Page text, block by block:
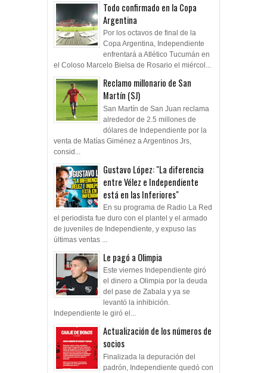
Todo confirmado en la Copa
Argentina
Por los octavos de final de la
Copa Argentina, Independiente
enfrentará a Atlético Tucumán en
el Coloso Marcelo Bielsa de Rosario el miércol...
Reclamo millonario de San
Martín (SJ)
San Martín de San Juan reclama
alrededor de 2.5 millones de
dólares de Independiente por la
venta de Matías Giménez a Argentinos Jrs,
consid...
Gustavo López: "La diferencia
entre Vélez e Independiente
está en las Inferiores"
En su programa de Radio La Red
el periodista fue duro con el plantel y el armado
de juveniles de Independiente, y expuso las
últimas ventas ...
Le pagó a Olimpia
Este viernes Independiente giró
el dinero a Olimpia por la deuda
del pase de Zabala y ya se
levantó la inhibición.
Independiente le giró el...
Actualización de los números de
socios
Finalizada la depuración del
padrón, Independiente quedó con